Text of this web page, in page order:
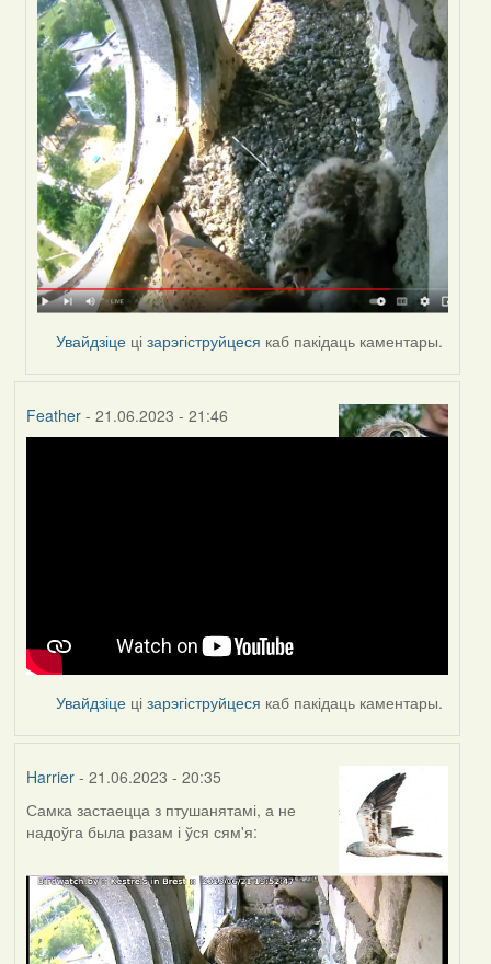
Увайдзіце цізарэгіструйцеся каб пакідаць каментары.
Feather- 21.06.2023 - 21:46
Увайдзіце цізарэгіструйцеся каб пакідаць каментары.
Harrier- 21.06.2023 - 20:35
Самка застаецца з птушанятамі, а не
надоўга была разам і ўся сям'я: